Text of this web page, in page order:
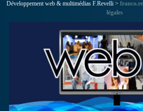
Développement web & multimédias F.Revelli >
légales